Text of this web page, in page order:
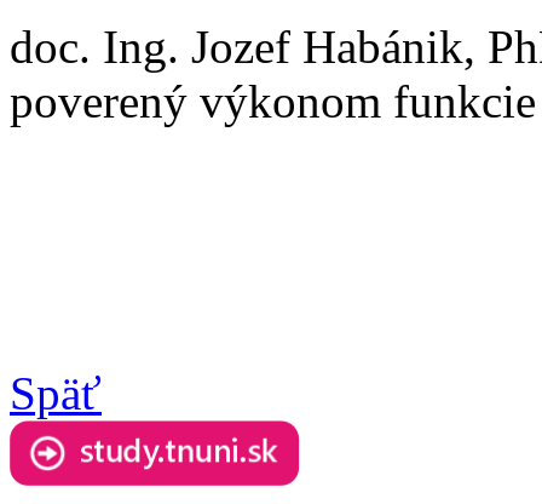
doc. Ing. Jozef Habánik,
poverený výkonom
Späť